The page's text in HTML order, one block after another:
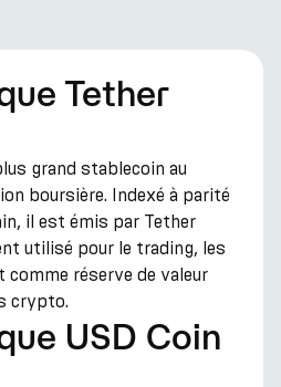
Tether
grand stablecoin au
boursière. Indexé à parité
il est émis par Tether
utilisé pour le trading, les
réserve de valeur
crypto.
USD Coin